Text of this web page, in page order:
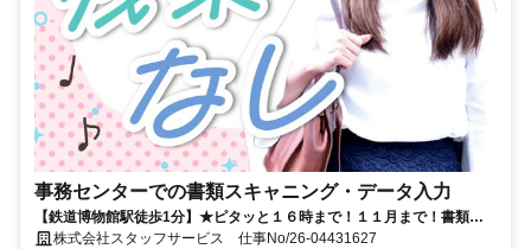
事務センターでの書類スキャニング・データ入力
【鉄道博物館駅徒歩1分】★ピタッと１６時まで！１１月まで！書類の
チェックなど！
株式会社スタッフサービス 仕事No/26-04431627